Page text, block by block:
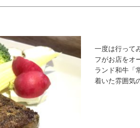
一度は行って
フがお店をオ
ランド和牛「
着いた雰囲気